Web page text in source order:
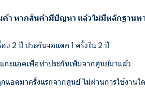
า หากสินค้ามีปัญหา แล้วไม่มีหลักฐาน
ง 2 ปี ประกันจอแตก 1 ครั้งใน 2 ปี
กะแอคเพื่อทำประกันเพิ่มจากศูนย์มาแล้ว
แอคมาครั้งแรกจากศูนย์ ไม่ผ่านการใช้งาน